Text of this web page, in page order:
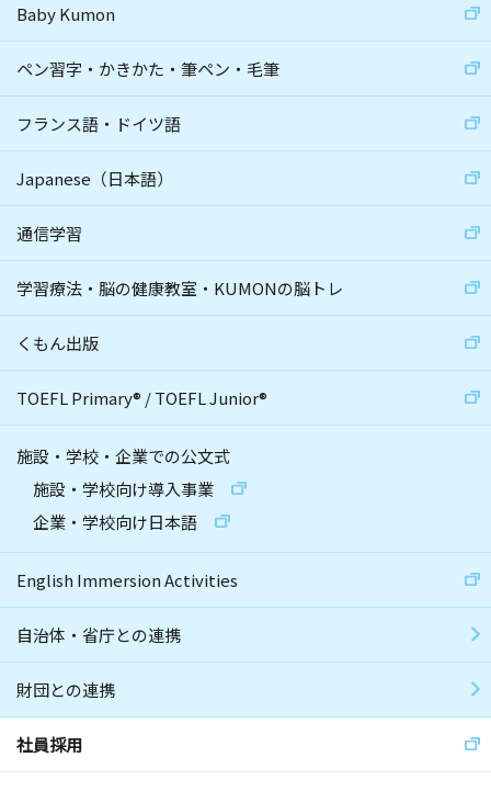
Baby Kumon
ペン習字・かきかた・筆ペン・毛筆
フランス語・ドイツ語
Japanese（日本語）
通信学習
学習療法・脳の健康教室・KUMONの脳トレ
くもん出版
TOEFL Primary® /TOEFL Junior®
施設・学校・企業での公文式
施設・学校向け導入事業
企業・学校向け日本語
English Immersion Activities
自治体・省庁との連携
財団との連携
社員採用